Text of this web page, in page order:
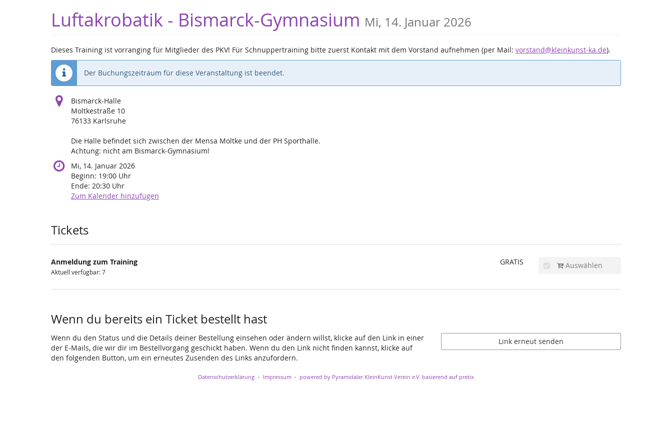
Luftakrobatik - Bismarck-Gymnasium Mi, 14. Januar 2026
Dieses Training ist vorranging für Mitglieder des PKV! Für Schnuppertraining bitte zuerst Kontakt mit dem Vorstand aufnehmen (per Mail: vorstand@kleinkunst-ka.de).
Der Buchungszeitraum für diese Veranstaltung ist beendet.
Bismarck-Halle
Moltkestraße 10
76133 Karlsruhe
Die Halle befindet sich zwischen der Mensa Moltke und der PH Sporthalle.
Achtung: nicht am Bismarck-Gymnasium!
Mi, 14. Januar 2026
Beginn: 19:00 Uhr
Ende: 20:30 Uhr
Zum Kalender hinzufügen
Produkte
Tickets
Anmeldung zum Training
Aktuell verfügbar: 7
GRATIS Auswählen
Wenn du bereits ein Ticket bestellt hast
Wenn du den Status und die Details deiner Bestellung einsehen oder ändern willst, klicke auf den Link in einer
der E-Mails, die wir dir im Bestellvorgang geschickt haben. Wenn du den Link nicht finden kannst, klicke auf
den folgenden Button, um ein erneutes Zusenden des Links anzufordern.
Link erneut senden
Datenschutzerklärung Impressum powered by Pyramidaler KleinKunst Verein e.V. basierend auf pretix